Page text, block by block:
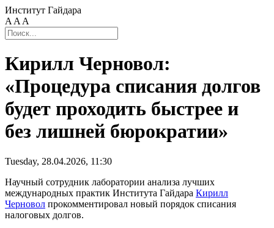
Институт Гайдара
A A A
Кирилл Черновол:
«Процедура списания долгов
будет проходить быстрее и
без лишней бюрократии»
Tuesday, 28.04.2026, 11:30
Научный сотрудник лаборатории анализа лучших
международных практик Института Гайдара Кирилл
Черновол прокомментировал новый порядок списания
налоговых долгов.